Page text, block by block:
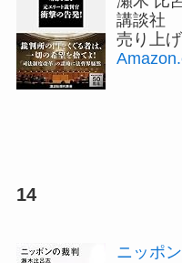
講談社
売り上
14
ニッポ